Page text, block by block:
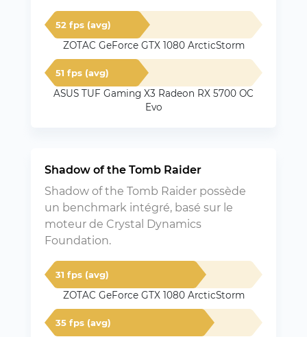
52 fps (avg)
ZOTAC GeForce GTX 1080 ArcticStorm
51 fps (avg)
ASUS TUF Gaming X3 Radeon RX 5700 OC
Evo
Shadow of the Tomb Raider
Shadow of the Tomb Raider possède
un benchmark intégré, basé sur le
moteur de Crystal Dynamics
Foundation.
31 fps (avg)
ZOTAC GeForce GTX 1080 ArcticStorm
35 fps (avg)